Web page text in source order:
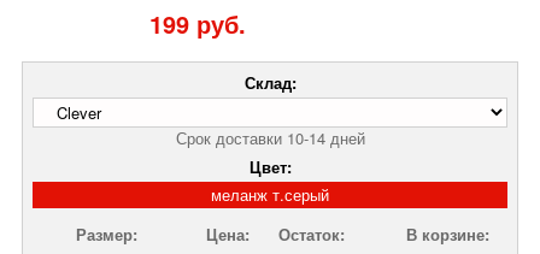
199 руб.
Склад:
Срок доставки 10-14 дней
Цвет:
меланж т.серый
Размер:
Цена: Остаток:
В корзине: